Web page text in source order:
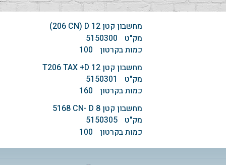
מק"ט
5150300
כמות בקרטון
100
מחשבון קטן ‏‏12‏ ‏D‏ (‏CN‏ ‏206)
מק"ט
5150301
כמות בקרטון
160
מחשבון קטן ‏‏12‏ ‏D‏+ ‏TAX‏ ‏206‏T
מק"ט
5150305
כמות בקרטון
100
מחשבון קטן ‏‏8‏ ‏D‏ -‏CN‏ ‏5168